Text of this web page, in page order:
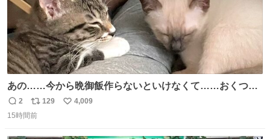
あの……今から晩御飯作らないといけなくて……おくつろ
ぎのところ申し訳ないのですが……あの………😥
返
信
2
リ
ポ
129
い
4,009
15時間前